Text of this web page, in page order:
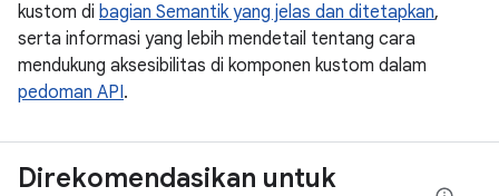
kustom di bagian Semantik yang jelas dan ditetapkan,
serta informasi yang lebih mendetail tentang cara
mendukung aksesibilitas di komponen kustom dalam
pedoman API.
Direkomendasikan untuk